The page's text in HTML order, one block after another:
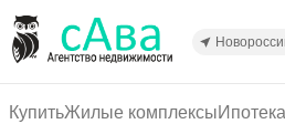
основному
КупитьЖилые комплексыИпотека